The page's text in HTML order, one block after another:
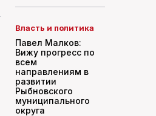
Власть и политика
Павел Малков:
Вижу прогресс по
всем
направлениям в
развитии
Рыбновского
муниципального
округа